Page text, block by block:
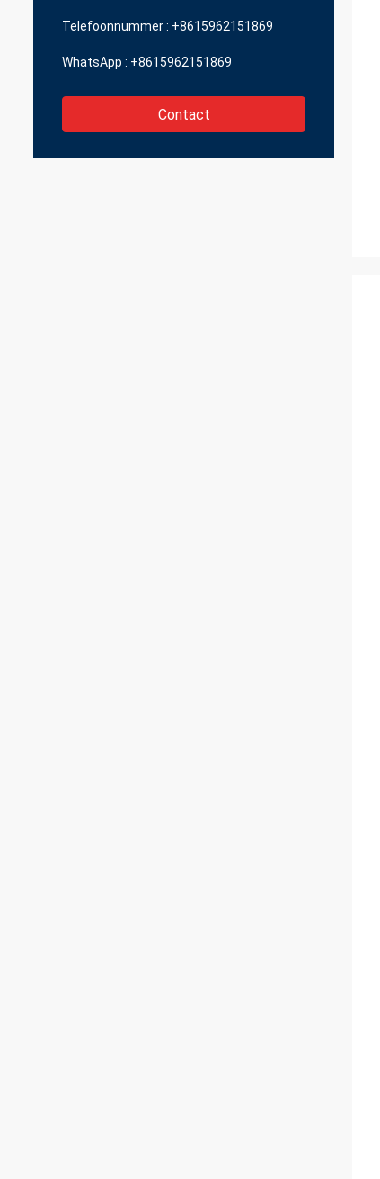
Telefoonnummer : +8615962151869
WhatsApp : +8615962151869
Contact